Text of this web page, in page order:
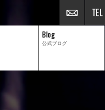
Blog
公式ブログ